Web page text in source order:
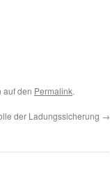
auf den Permalink.
der Ladungssicherung →